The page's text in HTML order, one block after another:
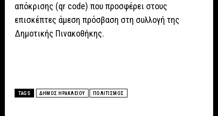
απόκρισης (qr code) που προσφέρει στους
επισκέπτες άμεση πρόσβαση στη συλλογή της
Δημοτικής Πινακοθήκης.
TAGS ΔΗΜΟΣ ΗΡΑΚΛΕΙΟΥ ΠΟΛΙΤΙΣΜΟΣ